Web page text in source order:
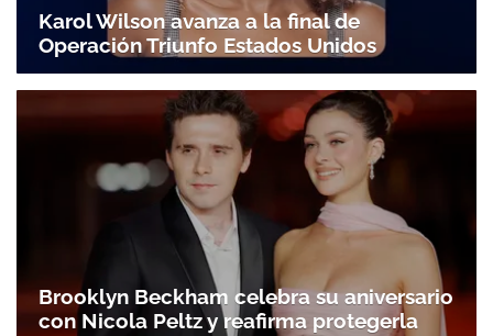
Karol Wilson avanza a la final de
Operación Triunfo Estados Unidos
Brooklyn Beckham celebra su aniversario
con Nicola Peltz y reafirma protegerla